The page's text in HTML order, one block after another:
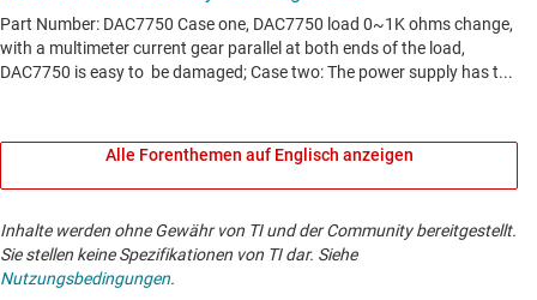
Alle Forenthemen auf Englisch anzeigen
Inhalte werden ohne Gewähr von TI und der Community bereitgestellt.
Sie stellen keine Spezifikationen von TI dar. Siehe
Nutzungsbedingungen.